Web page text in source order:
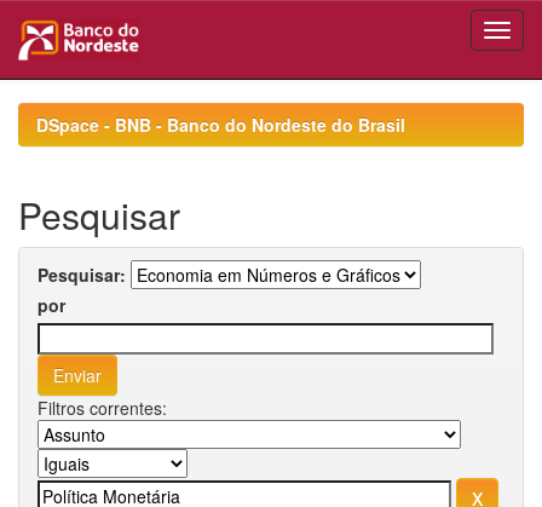
navigationDSpace - BNB - Banco do Nordeste do Brasil
Pesquisar
Pesquisar:
por
Filtros correntes: